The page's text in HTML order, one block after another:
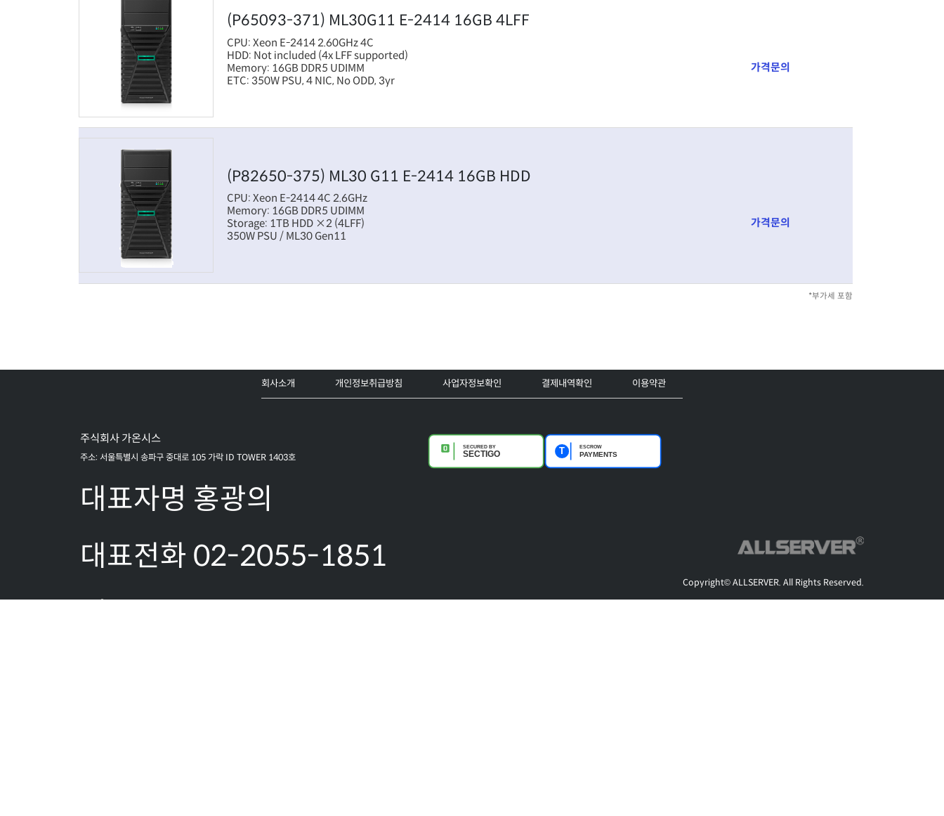
(P65093-371) ML30G11 E-2414 16GB 4LFF
CPU: Xeon E-2414 2.60GHz 4C
HDD: Not included (4x LFF supported)
Memory: 16GB DDR5 UDIMM
ETC: 350W PSU, 4 NIC, No ODD, 3yr
가격문의
(P82650-375) ML30 G11 E-2414 16GB HDD
CPU: Xeon E-2414 4C 2.6GHz
Memory: 16GB DDR5 UDIMM
Storage: 1TB HDD ×2 (4LFF)
350W PSU / ML30 Gen11
가격문의
*부가세 포함
회사소개 개인정보취급방침 사업자정보확인 결제내역확인 이용약관
주식회사 가온시스
주소: 서울특별시 송파구 중대로 105 가락 ID TOWER 1403호
대표자명 홍광의
대표전화 02-2055-1851
Copyright© ALLSERVER. All Rights Reserved.